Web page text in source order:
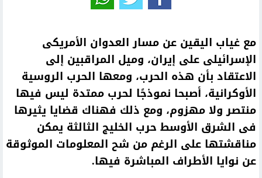
مع غياب اليقين عن مسار العدوان الأمريكى
الإسرائيلى على إيران، وميل المراقبين إلى
الاعتقاد بأن هذه الحرب، ومعها الحرب الروسية
الأوكرانية، أصبحا نموذجًا لحرب ممتدة ليس فيها
منتصر ولا مهزوم، ومع ذلك فهناك قضايا يثيرها
فى الشرق الأوسط حرب الخليج الثالثة يمكن
مناقشتها على الرغم من شح المعلومات الموثوقة
عن نوايا الأطراف المباشرة فيها.